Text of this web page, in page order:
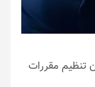
تنظیم مقررات